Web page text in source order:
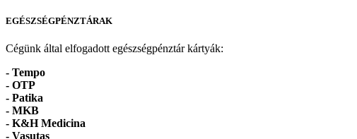
EGÉSZSÉGPÉNZTÁRAK
Cégünk által elfogadott egészségpénztár kártyák:
- Tempo
- OTP
- Patika
- MKB
- K&H Medicina
- Vasutas